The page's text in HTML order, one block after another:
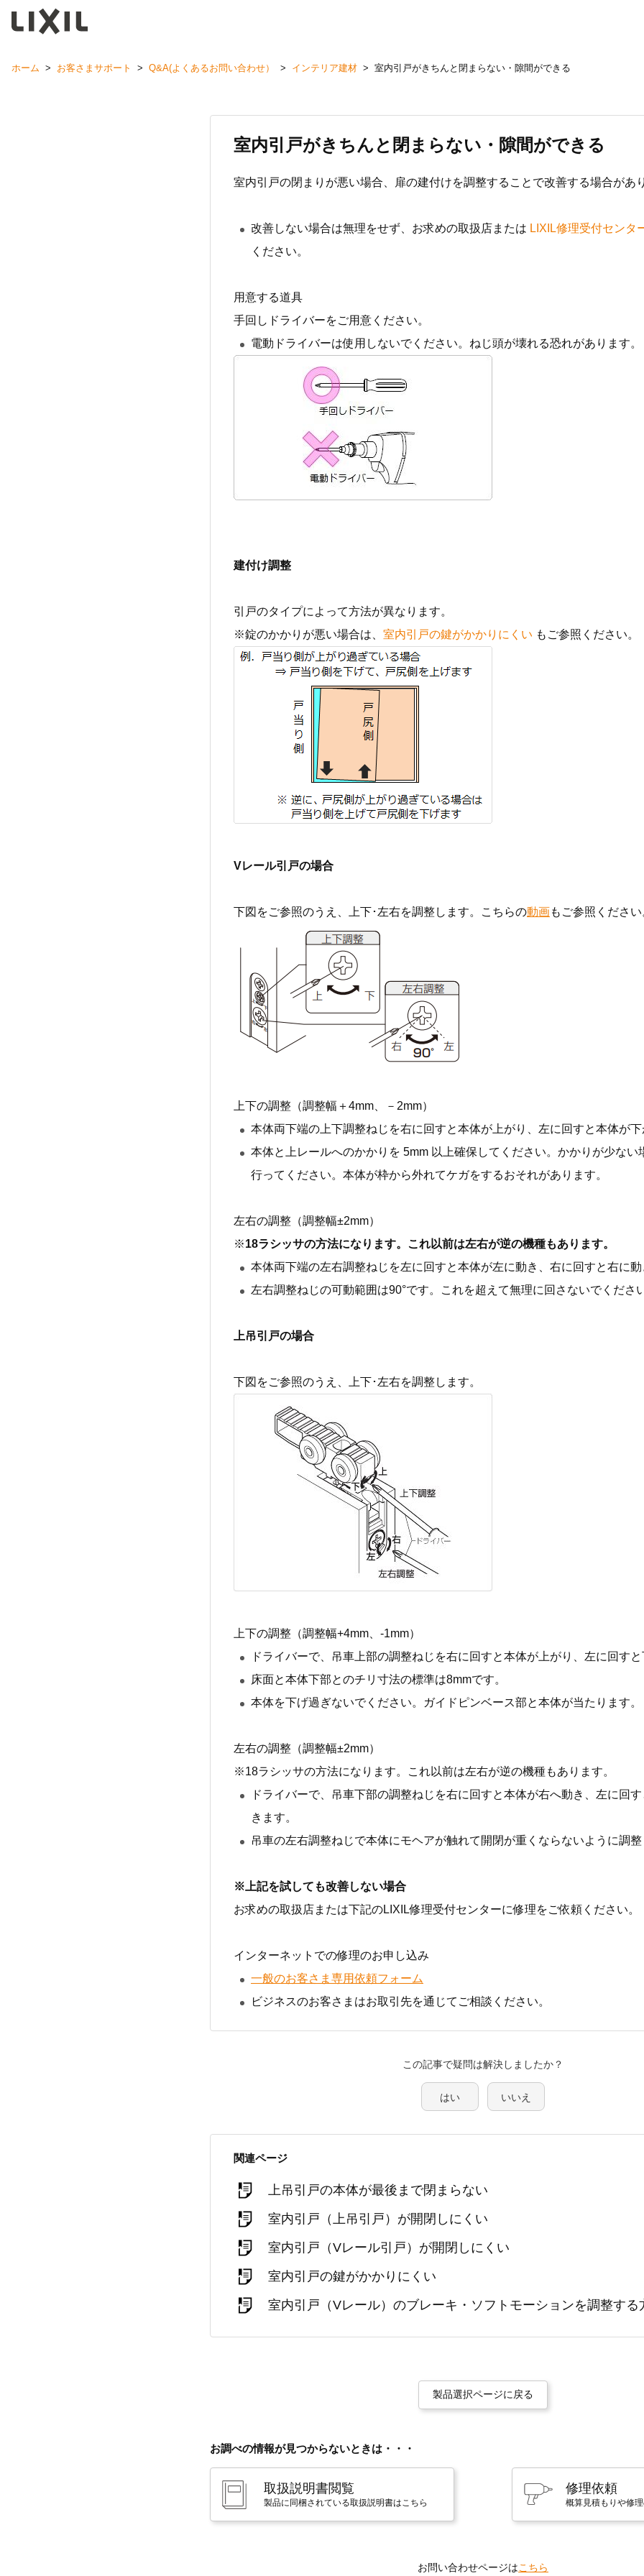
ホーム > お客さまサポート > Q&A(よくあるお問い合わせ） > インテリア建材 > 室内引戸がきちんと閉まらない・隙間ができる
室内引戸がきちんと閉まらない・隙間ができる
室内引戸の閉まりが悪い場合、扉の建付けを調整することで改善する場合があ
改善しない場合は無理をせず、お求めの取扱店または LIXIL修理受付センタ
ください。
用意する道具
手回しドライバーをご用意ください。
電動ドライバーは使用しないでください。ねじ頭が壊れる恐れがあります。
建付け調整
引戸のタイプによって方法が異なります。
※錠のかかりが悪い場合は、 室内引戸の鍵がかかりにくい もご参照ください。
Vレール引戸の場合
下図をご参照のうえ、上下･左右を調整します。こちらの動画もご参照くださ
上下の調整（調整幅＋4mm、－2mm）
本体両下端の上下調整ねじを右に回すと本体が上がり、左に回すと本体が
本体と上レールへのかかりを 5mm 以上確保してください。かかりが少ない
行ってください。本体が枠から外れてケガをするおそれがあります。
左右の調整（調整幅±2mm）
※18ラシッサの方法になります。これ以前は左右が逆の機種もあります。
本体両下端の左右調整ねじを左に回すと本体が左に動き、右に回すと右に
左右調整ねじの可動範囲は90°です。これを超えて無理に回さないでくださ
上吊引戸の場合
下図をご参照のうえ、上下･左右を調整します。
上下の調整（調整幅+4mm、-1mm）
ドライバーで、吊車上部の調整ねじを右に回すと本体が上がり、左に回す
床面と本体下部とのチリ寸法の標準は8mmです。
本体を下げ過ぎないでください。ガイドピンベース部と本体が当たります。
左右の調整（調整幅±2mm）
※18ラシッサの方法になります。これ以前は左右が逆の機種もあります。
ドライバーで、吊車下部の調整ねじを右に回すと本体が右へ動き、左に回
きます。
吊車の左右調整ねじで本体にモヘアが触れて開閉が重くならないように調
※上記を試しても改善しない場合
お求めの取扱店または下記のLIXIL修理受付センターに修理をご依頼ください。
インターネットでの修理のお申し込み
一般のお客さま専用依頼フォーム
ビジネスのお客さまはお取引先を通じてご相談ください。
この記事で疑問は解決しましたか？
はい いいえ
関連ページ
上吊引戸の本体が最後まで閉まらない
室内引戸（上吊引戸）が開閉しにくい
室内引戸（Vレール引戸）が開閉しにくい
室内引戸の鍵がかかりにくい
室内引戸（Vレール）のブレーキ・ソフトモーションを調整する
製品選択ページに戻る
お調べの情報が見つからないときは・・・
取扱説明書閲覧
製品に同梱されている取扱説明書はこちら
修理依頼
概算見積もりや修
お問い合わせページはこちら